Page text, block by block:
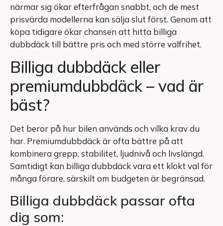
närmar sig ökar efterfrågan snabbt, och de mest
prisvärda modellerna kan sälja slut först. Genom att
köpa tidigare ökar chansen att hitta billiga
dubbdäck till bättre pris och med större valfrihet.
Billiga dubbdäck eller
premiumdubbdäck – vad är
bäst?
Det beror på hur bilen används och vilka krav du
har. Premiumdubbdäck är ofta bättre på att
kombinera grepp, stabilitet, ljudnivå och livslängd.
Samtidigt kan billiga dubbdäck vara ett klokt val för
många förare, särskilt om budgeten är begränsad.
Billiga dubbdäck passar ofta
dig som: